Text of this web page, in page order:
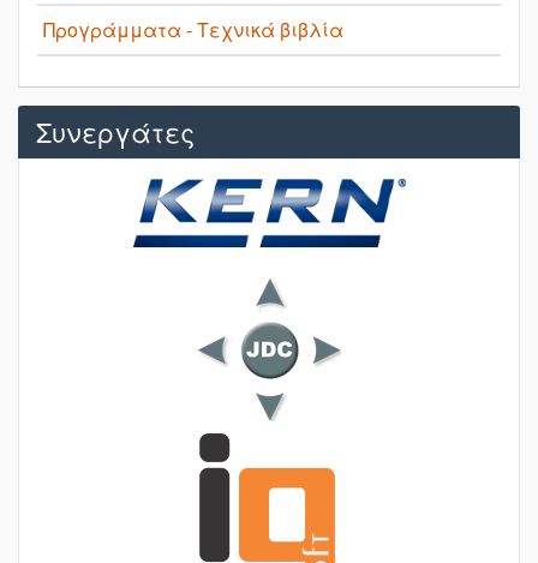
Προγράμματα - Τεχνικά βιβλία
Συνεργάτες